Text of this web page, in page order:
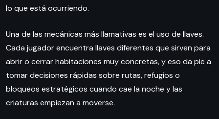
lo que está ocurriendo.
Una de las mecánicas más llamativas es el uso de llaves.
Cada jugador encuentra llaves diferentes que sirven para
abrir o cerrar habitaciones muy concretas, y eso da pie a
tomar decisiones rápidas sobre rutas, refugios o
bloqueos estratégicos cuando cae la noche y las
criaturas empiezan a moverse.